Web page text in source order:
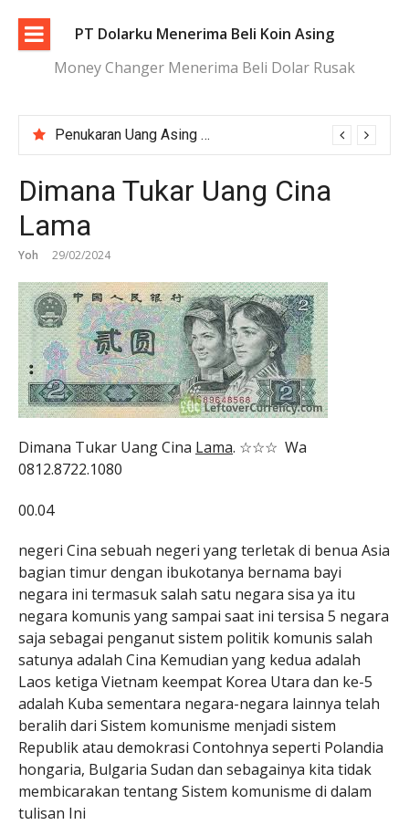
konten
PT Dolarku Menerima Beli Koin Asing
Money Changer Menerima Beli Dolar Rusak
Penukaran Uang Asing Jakarta Aman, Transparan, dan Terpercaya
Tukar Dolar Terdekat Jakarta dengan Proses Cepat dan Aman
Dimana Tukar Uang Cina
Lama
Yoh 29/02/2024
Dimana Tukar Uang Cina Lama. ☆☆☆ Wa
0812.8722.1080
00.04
negeri Cina sebuah negeri yang terletak di benua Asia
bagian timur dengan ibukotanya bernama bayi
negara ini termasuk salah satu negara sisa ya itu
negara komunis yang sampai saat ini tersisa 5 negara
saja sebagai penganut sistem politik komunis salah
satunya adalah Cina Kemudian yang kedua adalah
Laos ketiga Vietnam keempat Korea Utara dan ke-5
adalah Kuba sementara negara-negara lainnya telah
beralih dari Sistem komunisme menjadi sistem
Republik atau demokrasi Contohnya seperti Polandia
hongaria, Bulgaria Sudan dan sebagainya kita tidak
membicarakan tentang Sistem komunisme di dalam
tulisan Ini